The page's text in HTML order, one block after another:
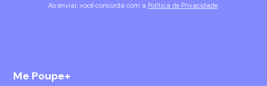
Ao enviar, você concorda com a Política de Privacidade
Me Poupe+